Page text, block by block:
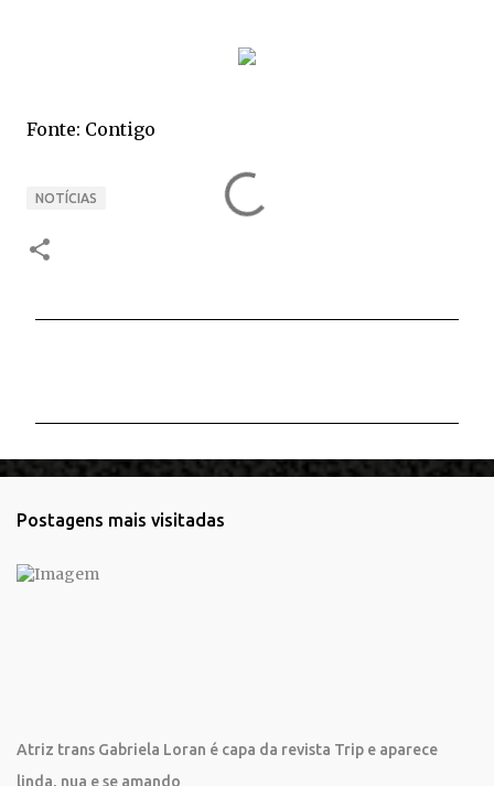
Fonte: Contigo
NOTÍCIAS
n
r
Postagens mais visitadas
Atriz trans Gabriela Loran é capa da revista Trip e aparece
linda, nua e se amando